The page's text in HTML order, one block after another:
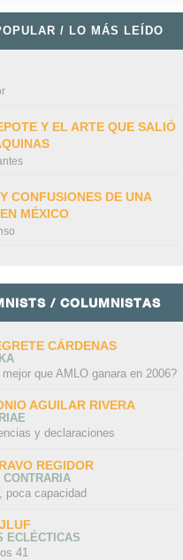
/ LO MÁS LEÍDO
Y EL ARTE QUE SALIÓ
CONFUSIONES DE UNA
MÉXICO
/ COLUMNISTAS
CÁRDENAS
que AMLO ganara en 2006?
AGUILAR RIVERA
y declaraciones
REGIDOR
poca capacidad
ECLÉCTICAS
41